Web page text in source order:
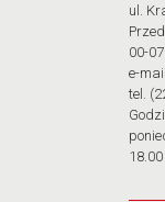
ul.
00-
e-
tel.
18.00